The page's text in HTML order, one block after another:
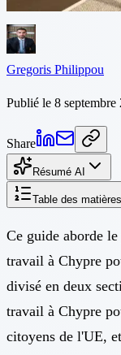
Gregoris Philippou
Publié le 8 septembre
Share
Résumé AI
Table des matières
Ce guide aborde
travail à Chypre
divisé en deux
travail à Chypre
citoyens de l'UE,